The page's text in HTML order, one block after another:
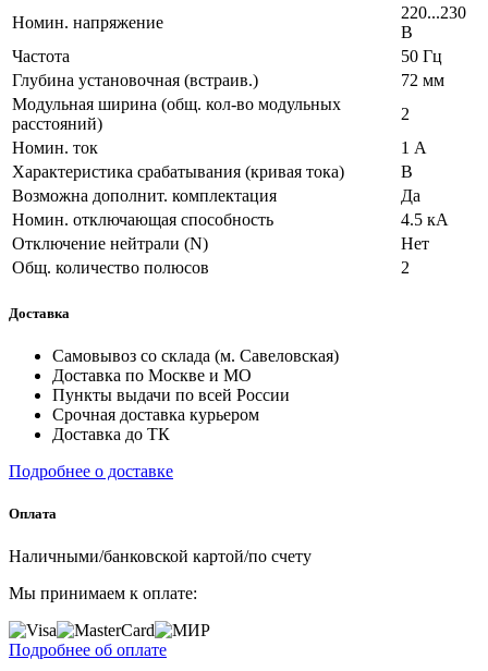
Номин. напряжение
220...230
В
Частота
50 Гц
Глубина установочная (встраив.)
72 мм
Модульная ширина (общ. кол-во модульных
расстояний)
2
Номин. ток
1 А
Характеристика срабатывания (кривая тока)
B
Возможна дополнит. комплектация
Да
Номин. отключающая способность
4.5 кА
Отключение нейтрали (N)
Нет
Общ. количество полюсов
2
Доставка
Самовывоз со склада (м. Савеловская)
Доставка по Москве и МО
Пункты выдачи по всей России
Срочная доставка курьером
Доставка до ТК
Подробнее о доставке
Оплата
Наличными/банковской картой/по счету
Мы принимаем к оплате:
Подробнее об оплате